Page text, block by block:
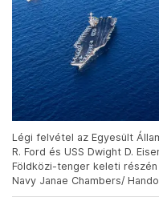
Légi felvétel az Egyesült
R. Ford és USS Dwight D.
Földközi-tenger keleti részén
Navy Janae Chambers/